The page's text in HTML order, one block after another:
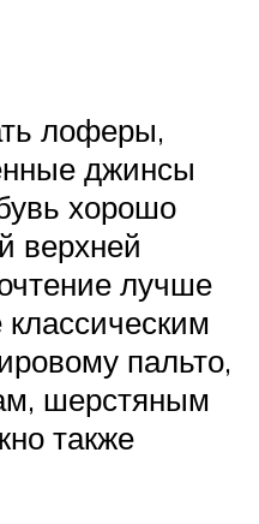
лоферы,
джинсы
хорошо
верхней
лучше
классическим
пальто,
шерстяным
также